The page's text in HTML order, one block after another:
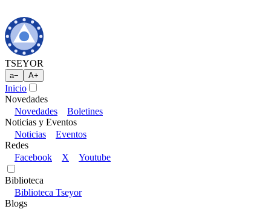
TSEYOR
a− A+
Inicio
Novedades
Novedades
Boletines
Noticias y Eventos
Noticias
Eventos
Redes
Facebook
X Youtube
Biblioteca
Biblioteca Tseyor
Blogs